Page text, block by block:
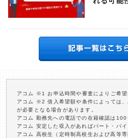
アコム ※1 お申込時間や審査によりご希望
アコム ※2 借入希望額や条件によっては
が必要となる場合があります。
アコム 勤務先への電話での在籍確認は100
アコム 安定した収入があればパート・バ
アコム 高校生（定時制高校生および高等